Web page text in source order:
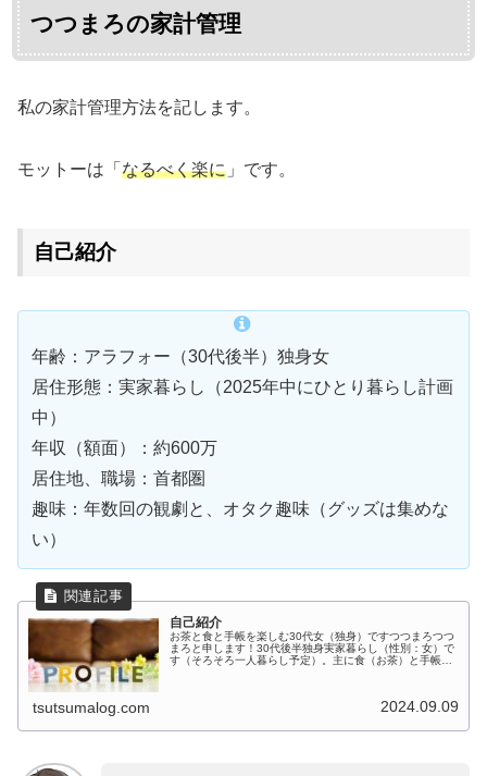
つつまろの家計管理
私の家計管理方法を記します。
モットーは「 なるべく楽に 」です。
自己紹介
年齢：アラフォー（30代後半）独身女
居住形態：実家暮らし（2025年中にひとり暮らし計画
中）
年収（額面）：約600万
居住地、職場：首都圏
趣味：年数回の観劇と、オタク趣味（グッズは集めな
い）
自己紹介
お茶と食と手帳を楽しむ30代女（独身）ですつつまろつつ
まろと申します！30代後半独身実家暮らし（性別：女）で
す（そろそろ一人暮らし予定）。主に食（お茶）と手帳が
tsutsumalog.com 2024.09.09